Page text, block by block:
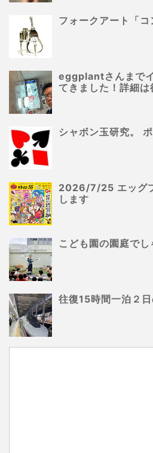
フォークアート「コ
eggplantさんまで
てきました！詳細は
シャボン玉研究。
2026/7/25 エッグ
します
こども園の園庭で
往復15時間一泊２